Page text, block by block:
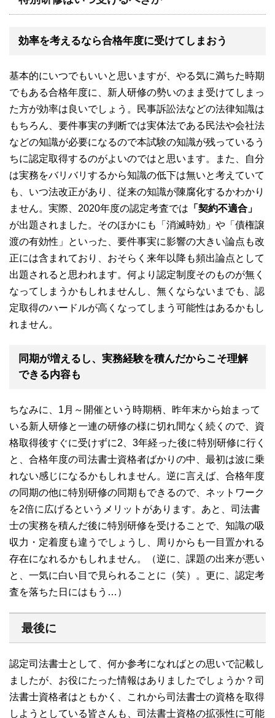
効率を考えるなら合格年度に受けてしまおう
基本的にいつでもいいと思いますが、やる気に満ちた時期
でもある合格年度に、新人研修の勢いのまま受けてしまっ
た方が効率は良いでしょう。民事訴訟法などの法律知識は
もちろん、要件事実の判断では実体法である民法や会社法
などの知識が必要になるので本試験の知識が残っているう
ちに認定取得するのがよいのではと思います。また、自分
は実務をバリバリするから知識の低下は無いと考えていて
も、いつ法改正があり、従来の知識が陳腐化するかわかり
ません。実際、2020年度の認定考査では 「契約不適合」
が出題されました。そのほかにも「消滅時効」や「債権譲
渡の有効性」といった、要件事実に影響の大きい論点も改
正には含まれており、おそらく来年以降も頻出論点として
出題されると思われます。何より認定制度そのものが無く
なってしまうかもしれませんし、無くならないまでも、認
定取得のハードルが高くなってしまう可能性はあるかもし
れません。
同期が増えるし、実務経験を積んだからこそ理解
できる内容も
ちなみに、1月～開催という時期柄、昨年末から始まって
いる新人研修と一連の研修の様に切れ間なく続くので、資
格取得後すぐに受けずに2、3年経った後に特別研修に行く
と、合格年度の司法書士資格者ばかりの中、最初は波に乗
れない感じになるかもしれません。逆に言えば、合格年度
の同期の他に特別研修の同期もできるので、ネットワーク
を2倍に広げるというメリットがあります。あと、司法書
士の実務を積んだ後に特別研修を受けることで、知識の吸
収力・定着度も違うでしょうし、周りからも一目置かれる
存在になれるかもしれません。（逆に、課題の出来が悪い
と、一気に白い目で見られることに（笑）。更に、認定考
査を落ちた日にはもう…）
最後に
認定司法書士として、何か参考になればとの思いで記載し
ましたが、お役にたった情報はありましたでしょうか？司
法書士資格者はともかく、これから司法書士の資格を取得
しようとしている皆さんも、司法書士資格の拡張性に可能